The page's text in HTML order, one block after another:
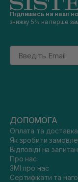
Підпишись на наші
знижку 5% на перше
Email
ДОПОМОГА
Оплата та доставка
Як зробити
Відповіді на
Про нас
ЗМІ про нас
Сертифікати та